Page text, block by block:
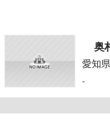
奥
愛知
-